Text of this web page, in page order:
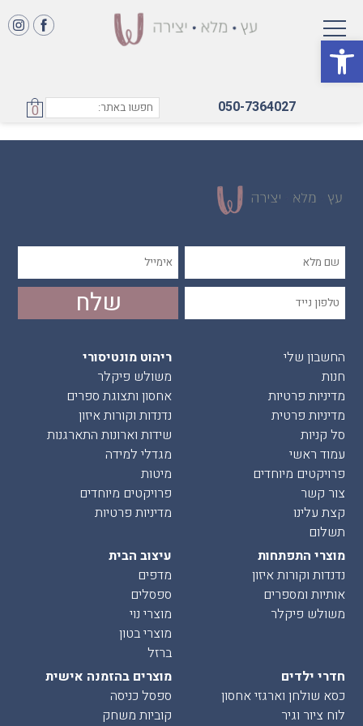
פתח סרגל נגישות
050-7364027
0 אושר
החשבון שלי
חנות
מדיניות פרטיות
מדיניות פרטית
סל קניות
עמוד ראשי
פרויקטים מיוחדים
צור קשר
קצת עלינו
תשלום
ריהוט מונטיסורי
משולש פיקלר
אחסון ותצוגת ספרים
נדנדות וקורות איזון
שידות וארונות התארגנות
מגדלי למידה
מיטות
פרויקטים מיוחדים
מדיניות פרטיות
מוצרי התפתחות
נדנדות וקורות איזון
אותיות ומספרים
משולש פיקלר
עיצוב הבית
מדפים
ספסלים
מוצרי נוי
מוצרי בטון
ברזל
חדרי ילדים
כסא שולחן וארגזי אחסון
לוח ציור וגיר
מוצרים בהזמנה אישית
ספסל כניסה
קוביות משחק